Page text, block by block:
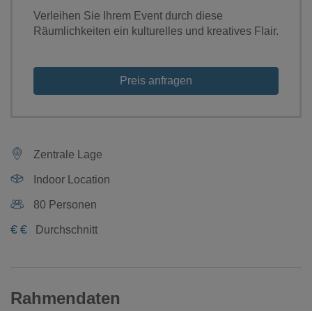
Verleihen Sie Ihrem Event durch diese
Räumlichkeiten ein kulturelles und kreatives Flair.
Preis anfragen
Zentrale Lage
Indoor Location
80 Personen
€ € Durchschnitt
Rahmendaten